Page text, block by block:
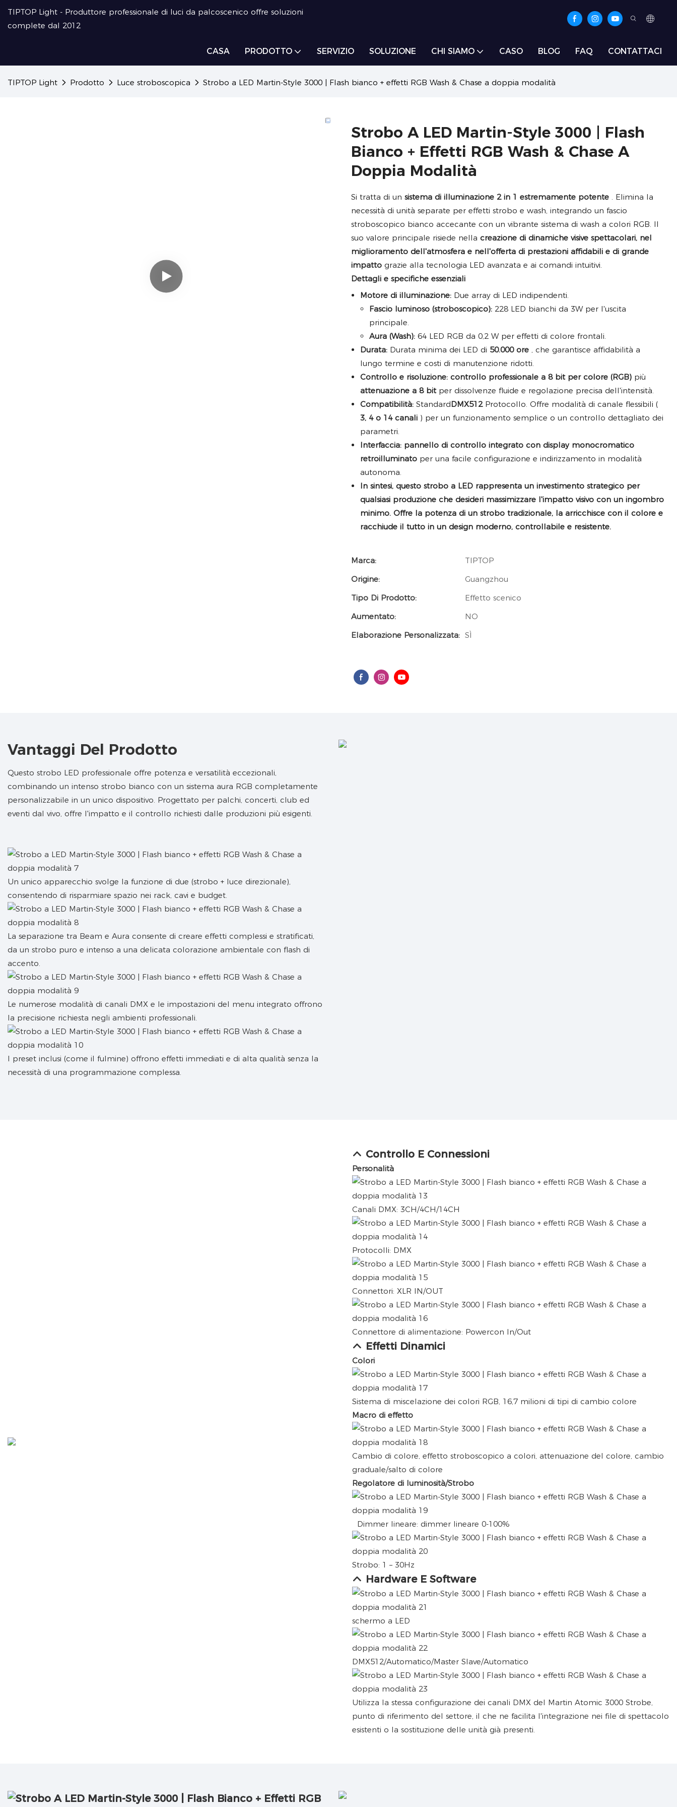
TIPTOP Light - Produttore professionale di luci da palcoscenico offre soluzioni
complete dal 2012
CASA PRODOTTO SERVIZIO SOLUZIONE CHI SIAMO CASO BLOG FAQ CONTATTACI
TIPTOP Light Prodotto Luce stroboscopica Strobo a LED Martin-Style 3000 | Flash bianco + effetti RGB Wash & Chase a doppia modalità
Strobo A LED Martin-Style 3000 | Flash
Bianco + Effetti RGB Wash & Chase A
Doppia Modalità
Si tratta di un sistema di illuminazione 2 in 1 estremamente potente . Elimina la
necessità di unità separate per effetti strobo e wash, integrando un fascio
stroboscopico bianco accecante con un vibrante sistema di wash a colori RGB. Il
suo valore principale risiede nella creazione di dinamiche visive spettacolari, nel
miglioramento dell'atmosfera e nell'offerta di prestazioni affidabili e di grande
impatto grazie alla tecnologia LED avanzata e ai comandi intuitivi.
Dettagli e specifiche essenziali
Motore di illuminazione: Due array di LED indipendenti.
Fascio luminoso (stroboscopico): 228 LED bianchi da 3W per l'uscita
principale.
Aura (Wash): 64 LED RGB da 0,2 W per effetti di colore frontali.
Durata: Durata minima dei LED di 50.000 ore , che garantisce affidabilità a
lungo termine e costi di manutenzione ridotti.
Controllo e risoluzione: controllo professionale a 8 bit per colore (RGB) più
attenuazione a 8 bitper dissolvenze fluide e regolazione precisa dell'intensità.
Compatibilità: StandardDMX512Protocollo. Offre modalità di canale flessibili (
3, 4 o 14 canali ) per un funzionamento semplice o un controllo dettagliato dei
parametri.
Interfaccia: pannello di controllo integrato con display monocromatico
retroilluminato per una facile configurazione e indirizzamento in modalità
autonoma.
In sintesi, questo strobo a LED rappresenta un investimento strategico per
qualsiasi produzione che desideri massimizzare l'impatto visivo con un ingombro
minimo. Offre la potenza di un strobo tradizionale, la arricchisce con il colore e
racchiude il tutto in un design moderno, controllabile e resistente.
Marca:
TIPTOP
Origine:
Guangzhou
Tipo Di Prodotto:
Effetto scenico
Aumentato:
NO
Elaborazione Personalizzata: SÌ
Vantaggi Del Prodotto
Questo strobo LED professionale offre potenza e versatilità eccezionali,
combinando un intenso strobo bianco con un sistema aura RGB completamente
personalizzabile in un unico dispositivo. Progettato per palchi, concerti, club ed
eventi dal vivo, offre l'impatto e il controllo richiesti dalle produzioni più esigenti.
Un unico apparecchio svolge la funzione di due (strobo + luce direzionale),
consentendo di risparmiare spazio nei rack, cavi e budget.
La separazione tra Beam e Aura consente di creare effetti complessi e stratificati,
da un strobo puro e intenso a una delicata colorazione ambientale con flash di
accento.
Le numerose modalità di canali DMX e le impostazioni del menu integrato offrono
la precisione richiesta negli ambienti professionali.
I preset inclusi (come il fulmine) offrono effetti immediati e di alta qualità senza la
necessità di una programmazione complessa.
Controllo E Connessioni
Personalità
Canali DMX: 3CH/4CH/14CH
Protocolli: DMX
Connettori: XLR IN/OUT
Connettore di alimentazione: Powercon In/Out
Effetti Dinamici
Colori
Sistema di miscelazione dei colori RGB, 16,7 milioni di tipi di cambio colore
Macro di effetto
Cambio di colore, effetto stroboscopico a colori, attenuazione del colore, cambio
graduale/salto di colore
Regolatore di luminosità/Strobo
Dimmer lineare: dimmer lineare 0-100%
Strobo: 1 – 30Hz
Hardware E Software
schermo a LED
DMX512/Automatico/Master Slave/Automatico
Utilizza la stessa configurazione dei canali DMX del Martin Atomic 3000 Strobe,
punto di riferimento del settore, il che ne facilita l'integrazione nei file di spettacolo
esistenti o la sostituzione delle unità già presenti.